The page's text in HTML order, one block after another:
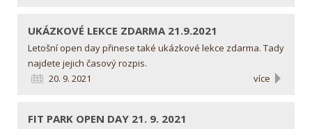
UKÁZKOVÉ LEKCE ZDARMA 21.9.2021
Letošní open day přinese také ukázkové lekce zdarma. Tady
najdete jejich časový rozpis.
20. 9. 2021
více
FIT PARK OPEN DAY 21. 9. 2021